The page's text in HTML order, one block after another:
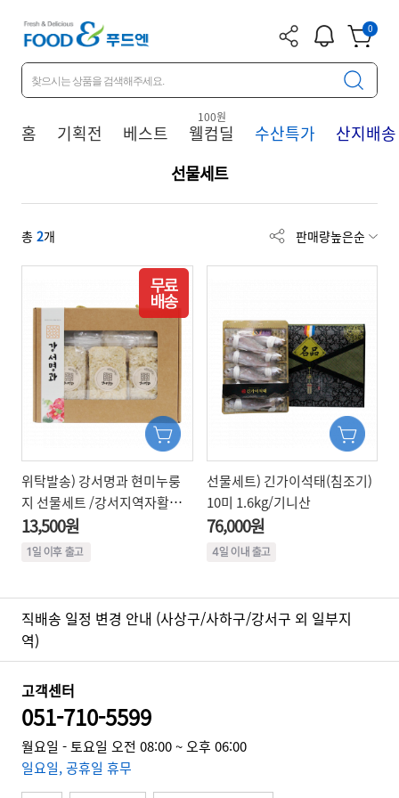
운로드
장바구
니
0
홈 기획전 베스트
100원
웰컴딜 수산특가
산지배송
선물세트
총 2개 판매량높은순
위탁발송) 강서명과 현미누룽
지 선물세트 /강서지역자활센
터
13,500원
선물세트) 긴가이석태(침조기)
10미 1.6kg/기니산
76,000원
직배송 일정 변경 안내 (사상구/사하구/강서구 외 일부지
역)
고객센터
051-710-5599
월요일 - 토요일 오전 08:00 ~ 오후 06:00
일요일, 공휴일 휴무